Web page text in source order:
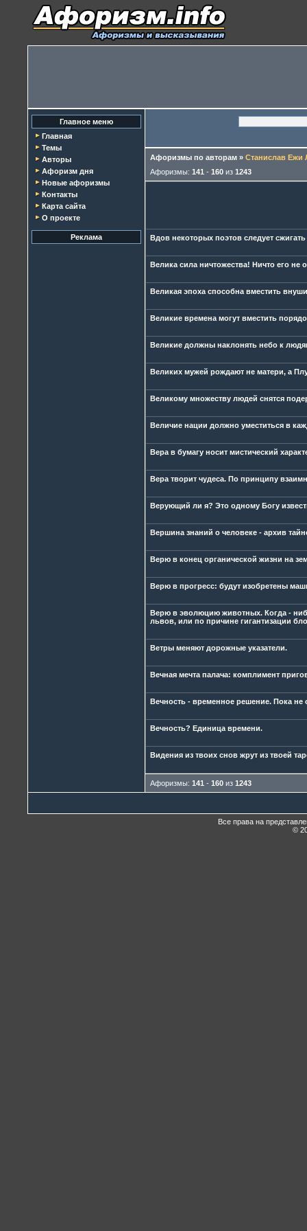
Главное меню
Главная
Темы
Авторы
Афоризм дня
Новые афоризмы
Контакты
Карта сайта
О проекте
Реклама
Афоризмы по авторам » Станислав Ежи
Афоризмы: 141 - 160 из 1243
Вдов некоторых поэтов следует
Велика сила ничтожества! Ничто его не
Великая эпоха способна вместить
Великие времена могут вместить
Великие должны наклонять небо к
Великих мужей рождают не матери, а
Великому множеству людей снятся
Величие нации должно уместиться в
Вера в бумагу носит мистический
Вера творит чудеса. По принципу
Верующий ли я? Это одному Богу
Вершина знаний о человеке - архив
Верю в конец органической жизни на
Верю в прогресс: будут изобретены
Верю в эволюцию животных. Когда -
львов, или по причине гигантизации
Ветры меняют дорожные указатели.
Вечная мечта палача: комплимент
Вечность - временное решение. Пока не
Вечность? Единица времени.
Видения из твоих снов жрут из твоей
Афоризмы: 141 - 160 из 1243
Все права на
©